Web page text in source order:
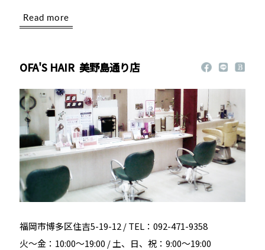
Read more
OFA'S HAIR 美野島通り店
福岡市博多区住吉5-19-12 / TEL：092-471-9358
火～金：10:00～19:00 / 土、日、祝：9:00～19:00